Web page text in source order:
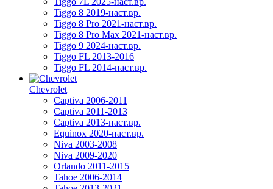
Tiggo 8 2019-наст.вр.
Tiggo 8 Pro 2021-наст.вр.
Tiggo 8 Pro Max 2021-наст.вр.
Tiggo 9 2024-наст.вр.
Tiggo FL 2013-2016
Tiggo FL 2014-наст.вр.
Chevrolet
Captiva 2006-2011
Captiva 2011-2013
Captiva 2013-наст.вр.
Equinox 2020-наст.вр.
Niva 2003-2008
Niva 2009-2020
Orlando 2011-2015
Tahoe 2006-2014